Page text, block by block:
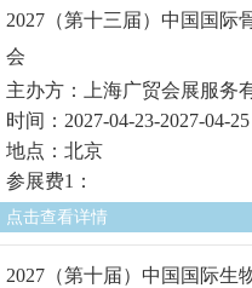
2027（第十三届）中国国际
会
主办方：上海广贸会展服务
时间：2027-04-23-2027-04-25
地点：北京
参展费1：
点击查看详情
2027（第十届）中国国际生